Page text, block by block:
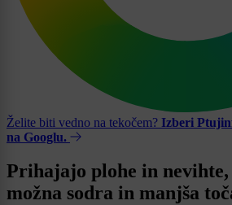
Želite biti vedno na tekočem? Izberi
na Googlu.
Prihajajo plohe in nevihte,
možna sodra in manjša